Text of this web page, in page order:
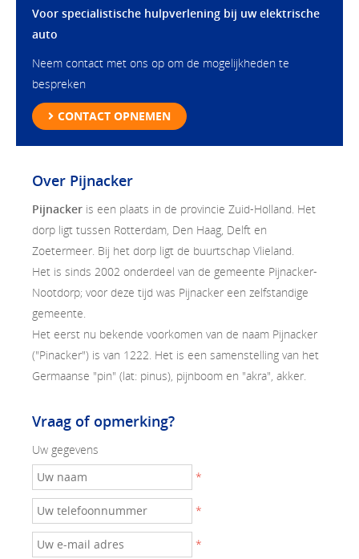
Voor specialistische hulpverlening bij uw elektrische
auto
Neem contact met ons op om de mogelijkheden te
bespreken
CONTACT OPNEMEN
Over Pijnacker
Pijnacker is een plaats in de provincie Zuid-Holland. Het
dorp ligt tussen Rotterdam, Den Haag, Delft en
Zoetermeer. Bij het dorp ligt de buurtschap Vlieland.
Het is sinds 2002 onderdeel van de gemeente Pijnacker-
Nootdorp; voor deze tijd was Pijnacker een zelfstandige
gemeente.
Het eerst nu bekende voorkomen van de naam Pijnacker
("Pinacker") is van 1222. Het is een samenstelling van het
Germaanse "pin" (lat: pinus), pijnboom en "akra", akker.
Vraag of opmerking?
Uw gegevens
*
*
*